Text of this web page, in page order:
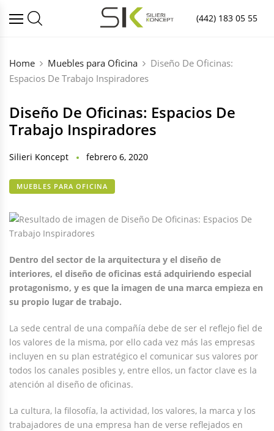
(442) 183 05 55
Home Muebles para Oficina
Diseño De Oficinas:
Espacios De Trabajo Inspiradores
Diseño De Oficinas: Espacios De
Trabajo Inspiradores
Silieri Koncept febrero 6, 2020
MUEBLES PARA OFICINA
Dentro del sector de la arquitectura y el diseño de
interiores, el diseño de oficinas está adquiriendo especial
protagonismo, y es que la imagen de una marca empieza en
su propio lugar de trabajo.
La sede central de una compañía debe de ser el reflejo fiel de
los valores de la misma, por ello cada vez más las empresas
incluyen en su plan estratégico el comunicar sus valores por
todos los canales posibles y, entre ellos, un factor clave es la
atención al diseño de oficinas.
La cultura, la filosofía, la actividad, los valores, la marca y los
trabajadores de una empresa han de verse reflejados en